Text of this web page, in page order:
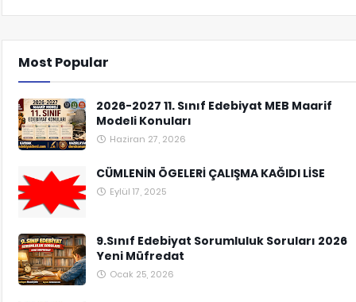
Most Popular
2026-2027 11. Sınıf Edebiyat MEB Maarif
Modeli Konuları
Haziran 27, 2026
CÜMLENİN ÖGELERİ ÇALIŞMA KAĞIDI LİSE
Eylül 17, 2025
9.Sınıf Edebiyat Sorumluluk Soruları 2026
Yeni Müfredat
Ocak 25, 2026